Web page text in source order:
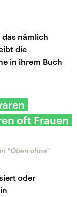
das nämlich
die
in ihrem Buch
oft Frauen
"Oben ohne"
oder